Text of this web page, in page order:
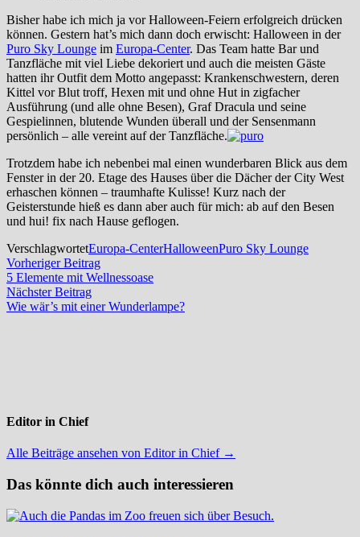
Bisher habe ich mich ja vor Halloween-Feiern erfolgreich drücken
können. Gestern hat’s mich dann doch erwischt: Halloween in der
Puro Sky Lounge im Europa-Center. Das Team hatte Bar und
Tanzfläche mit viel Liebe dekoriert und auch die meisten Gäste
hatten ihr Outfit dem Motto angepasst: Krankenschwestern, deren
Kittel vor Blut troff, Hexen mit und ohne Hut in zigfacher
Ausführung (und alle ohne Besen), Graf Dracula und seine
Gespielinnen, blutende Wunden überall und der Sensenmann
persönlich – alle vereint auf der Tanzfläche.
Trotzdem habe ich nebenbei mal einen wunderbaren Blick aus dem
Fenster in der 20. Etage des Hauses über die Dächer der City West
erhaschen können – traumhafte Kulisse! Kurz nach der
Geisterstunde hieß es dann aber auch für mich: ab auf den Besen
und hui! fix nach Hause geflogen.
VerschlagwortetEuropa-CenterHalloweenPuro Sky Lounge
Beitragsnavigation
Vorheriger BeitragVorheriger
Beitrag:
5 Elemente mit Wellnessoase
Nächster BeitragNächster
Beitrag:
Wie wär’s mit einer Wunderlampe?
Editor in Chief
Alle Beiträge ansehen von Editor in Chief →
Das könnte dich auch interessieren